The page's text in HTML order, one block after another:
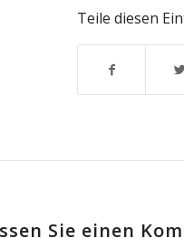
Teile diesen
Sie einen